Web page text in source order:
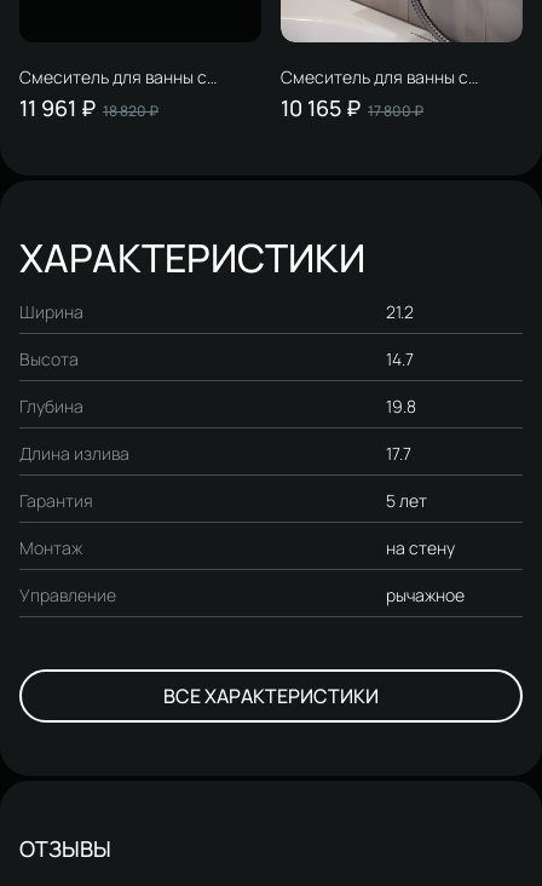
Смеситель для ванны с
душем STWORKI Лерум
S04100CR хром, латунь,
11 961 ₽ 18 820 ₽
Смеситель для ванны с
душем STWORKI Лерум
S04100GB вороненая сталь,
10 165 ₽ 17 800 ₽
ХАРАКТЕРИСТИКИ
Ширина 21.2
Высота 14.7
Глубина 19.8
Длина излива 17.7
Гарантия 5 лет
Монтаж на стену
Управление рычажное
ВСЕ ХАРАКТЕРИСТИКИ
ОТЗЫВЫ